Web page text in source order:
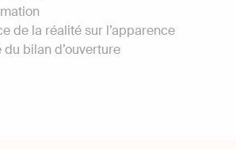
de la réalité sur l’apparence
bilan d’ouverture